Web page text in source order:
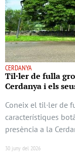
CERDANYA
Til·ler de fulla
Cerdanya i els
Coneix el til·ler de
característiques
presència a la
30 juny del 2026